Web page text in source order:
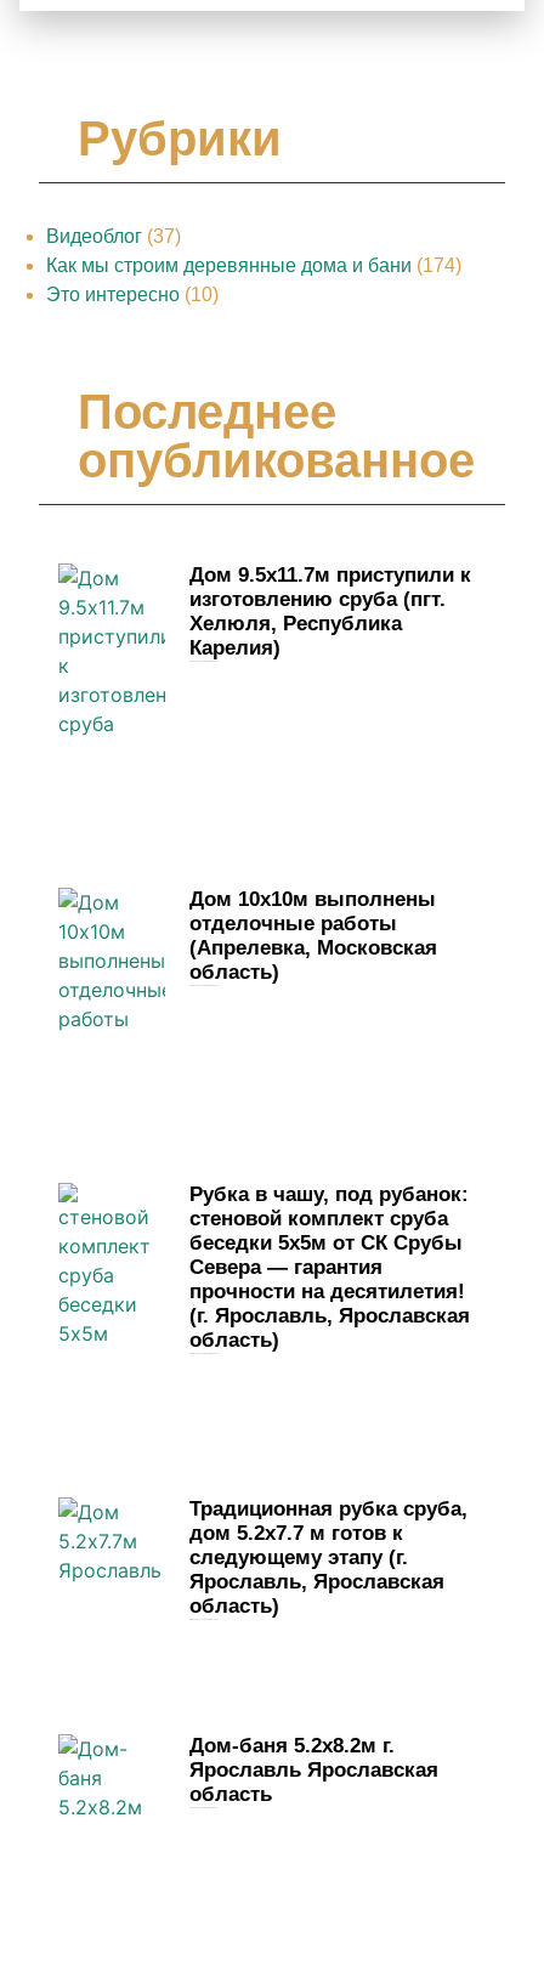
Рубрики
Видеоблог (37)
Как мы строим деревянные дома и бани (174)
Это интересно (10)
Последнее
опубликованное
Дом 9.5х11.7м приступили к
изготовлению сруба (пгт.
Хелюля, Республика
Карелия)
Дом 10х10м выполнены
отделочные работы
(Апрелевка, Московская
область)
Рубка в чашу, под рубанок:
стеновой комплект сруба
беседки 5х5м от СК Срубы
Севера — гарантия
прочности на десятилетия!
(г. Ярославль, Ярославская
область)
Традиционная рубка сруба,
дом 5.2х7.7 м готов к
следующему этапу (г.
Ярославль, Ярославская
область)
Дом-баня 5.2х8.2м г.
Ярославль Ярославская
область